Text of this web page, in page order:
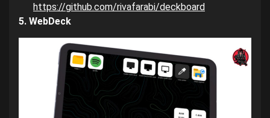
https://github.com/rivafarabi/deckboard
5. WebDeck